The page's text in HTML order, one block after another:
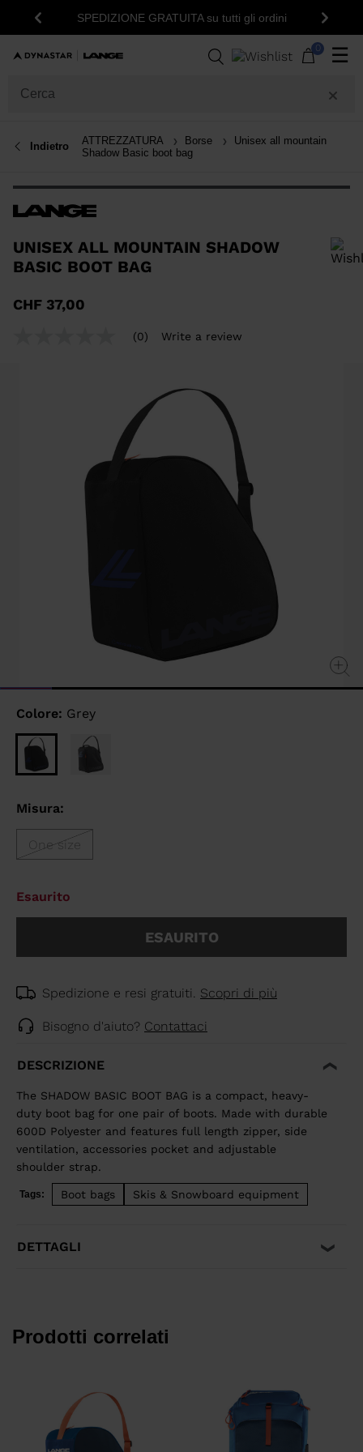
IndietroSPEDIZIONE GRATUITA su tutti gli ordini Avanti
0 ☰
Indietro ATTREZZATURA Borse
Unisex all mountain
Shadow Basic boot bag
UNISEX ALL MOUNTAIN SHADOW
BASIC BOOT BAG
CHF 37,00
(0) Write a review
Colore: Grey
Misura:
One size
Esaurito
ESAURITO
Spedizione e resi gratuiti. Scopri di più
Bisogno d'aiuto? Contattaci
DESCRIZIONE
The SHADOW BASIC BOOT BAG is a compact, heavy-
duty boot bag for one pair of boots. Made with durable
600D Polyester and features full length zipper, side
ventilation, accessories pocket and adjustable
shoulder strap.
Tags: Boot bags Skis & Snowboard equipment
DETTAGLI
Prodotti correlati